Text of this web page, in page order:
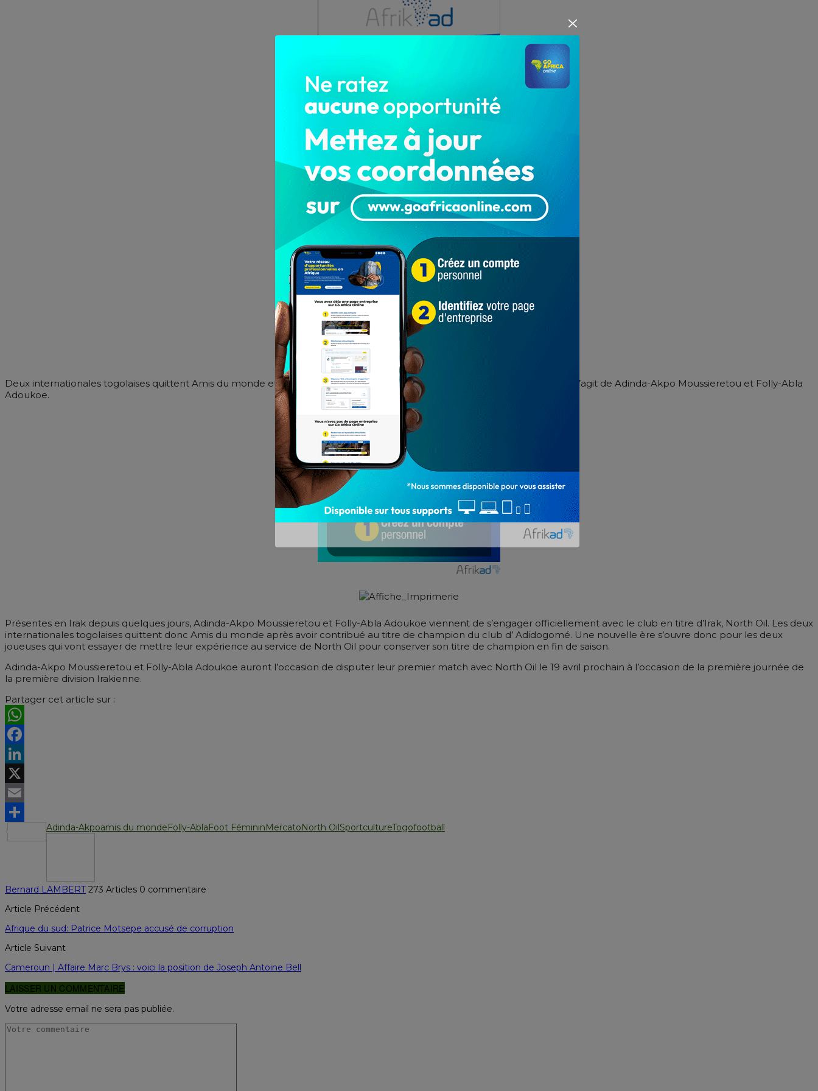
Deux internationales togolaises quittent Amis du monde et s’engagent en faveur de North Oil FC en Irak pour une saison. Il s’agit de Adinda-Akpo Moussieretou et Folly-Abla
Adoukoe.
Présentes en Irak depuis quelques jours, Adinda-Akpo Moussieretou et Folly-Abla Adoukoe viennent de s’engager officiellement avec le club en titre d’Irak, North Oil. Les deux
internationales togolaises quittent donc Amis du monde après avoir contribué au titre de champion du club d’ Adidogomé. Une nouvelle ère s’ouvre donc pour les deux
joueuses qui vont essayer de mettre leur expérience au service de North Oil pour conserver son titre de champion en fin de saison.
Adinda-Akpo Moussieretou et Folly-Abla Adoukoe auront l’occasion de disputer leur premier match avec North Oil le 19 avril prochain à l’occasion de la première journée de
la première division Irakienne.
Partager cet article sur :
WhatsApp
Facebook
LinkedIn
X
Email
Partager
Adinda-Akpoamis du mondeFolly-AblaFoot FémininMercatoNorth OilSportcultureTogofootball
Bernard LAMBERT 273 Articles 0 commentaire
Article Précédent
Afrique du sud: Patrice Motsepe accusé de corruption
Article Suivant
Cameroun | Affaire Marc Brys : voici la position de Joseph Antoine Bell
LAISSER UN COMMENTAIRE
Votre adresse email ne sera pas publiée.